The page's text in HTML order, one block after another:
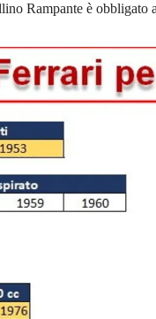
Rampante è obbligato